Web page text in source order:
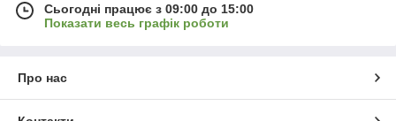
Сьогодні працює з 09:00 до 15:00
Показати весь графік роботи
Про нас